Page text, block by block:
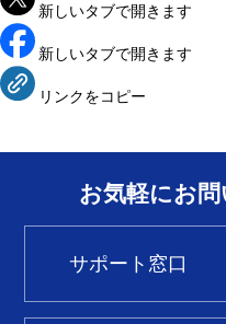
新しいタブで開きます
新しいタブで開きます
リンクをコピー
お気軽にお
サポート窓口